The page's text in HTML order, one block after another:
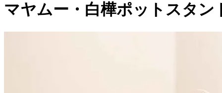
マヤムー・白樺ポットスタン